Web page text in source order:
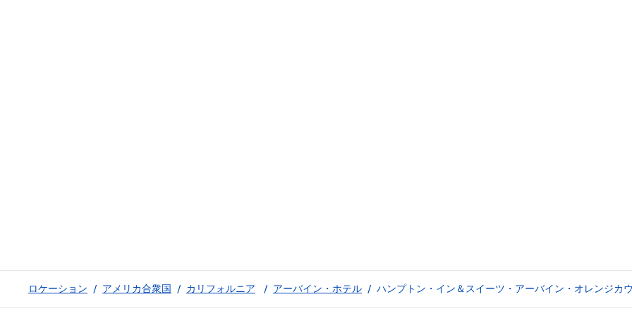
ロケーション / アメリカ合衆国 / カリフォルニア / アーバイン・ホテル / ハンプトン・イン＆スイーツ・アーバイン・オレンジカ